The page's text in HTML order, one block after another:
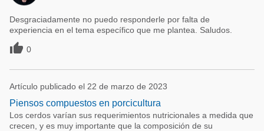
Desgraciadamente no puedo responderle por falta de
experiencia en el tema específico que me plantea. Saludos.
 0
Artículo publicado el 22 de marzo de 2023
Piensos compuestos en porcicultura
Los cerdos varían sus requerimientos nutricionales a medida que
crecen, y es muy importante que la composición de su